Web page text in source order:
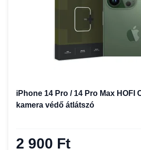
iPhone 14 Pro / 14 Pro Max HOFI
kamera védő átlátszó
2 900 Ft